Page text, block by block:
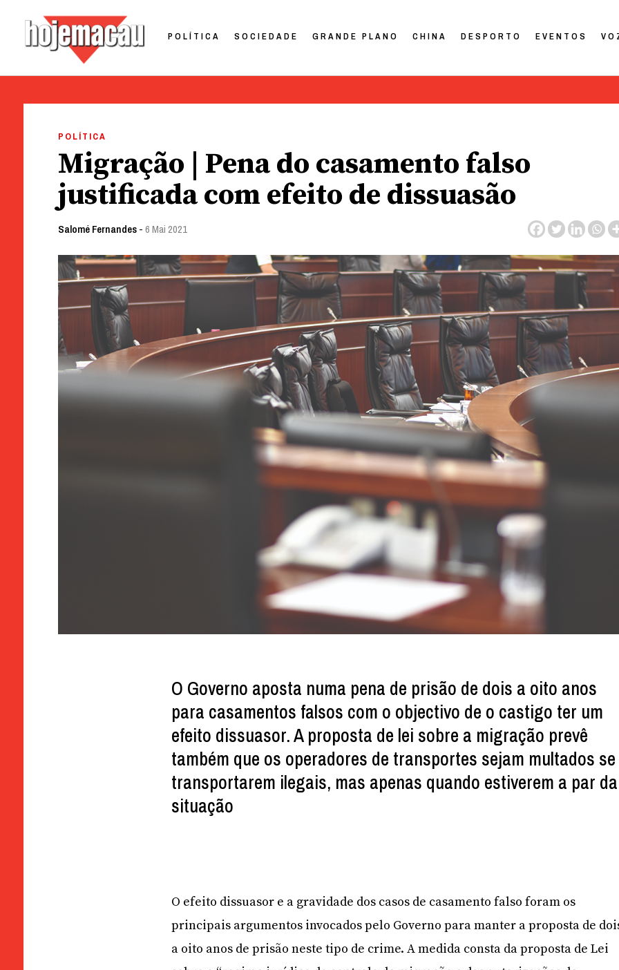
POLÍTICA SOCIEDADE GRANDE PLANO CHINA DESPORTO EVENTOS
POLÍTICA
Migração | Pena do casamento falso
justificada com efeito de dissuasão
Salomé Fernandes-6 Mai 2021
O Governo aposta numa pena de prisão de dois a oito anos
para casamentos falsos com o objectivo de o castigo ter um
efeito dissuasor. A proposta de lei sobre a migração prevê
também que os operadores de transportes sejam multados se
transportarem ilegais, mas apenas quando estiverem a par da
situação
O efeito dissuasor e a gravidade dos casos de casamento falso foram os
principais argumentos invocados pelo Governo para manter a proposta de
a oito anos de prisão neste tipo de crime. A medida consta da proposta de Lei